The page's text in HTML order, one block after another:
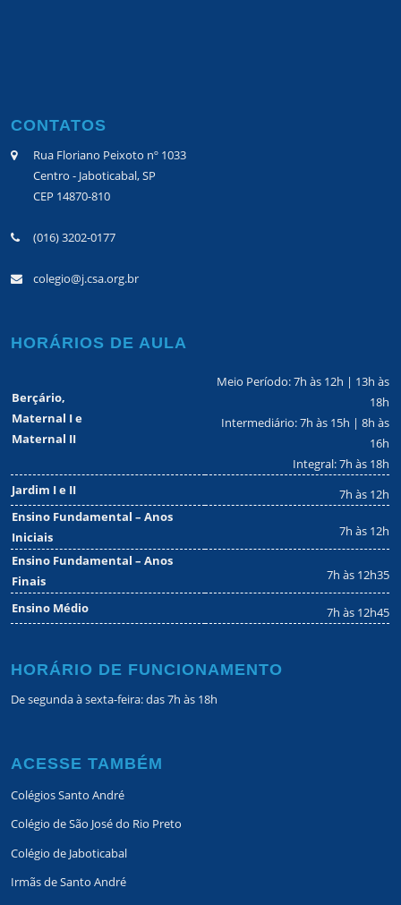
CONTATOS
Rua Floriano Peixoto nº 1033
Centro - Jaboticabal, SP
CEP 14870-810
(016) 3202-0177
colegio@j.csa.org.br
HORÁRIOS DE AULA
Berçário,
Maternal I e
Maternal II
Meio Período: 7h às 12h | 13h às
18h
Intermediário: 7h às 15h | 8h às
16h
Integral: 7h às 18h
Jardim I e II
7h às 12h
Ensino Fundamental – Anos
Iniciais
7h às 12h
Ensino Fundamental – Anos
Finais
7h às 12h35
Ensino Médio 7h às 12h45
HORÁRIO DE FUNCIONAMENTO
De segunda à sexta-feira: das 7h às 18h
ACESSE TAMBÉM
Colégios Santo André
Colégio de São José do Rio Preto
Colégio de Jaboticabal
Irmãs de Santo André